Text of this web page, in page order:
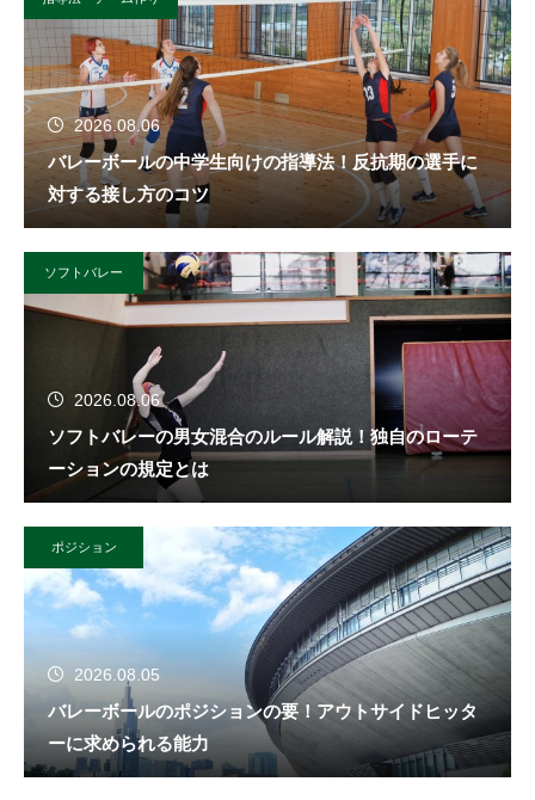
2026.08.06
バレーボールの中学生向けの指導法！反抗期の選手に
対する接し方のコツ
ソフトバレー
2026.08.06
ソフトバレーの男女混合のルール解説！独自のローテ
ーションの規定とは
ポジション
2026.08.05
バレーボールのポジションの要！アウトサイドヒッタ
ーに求められる能力